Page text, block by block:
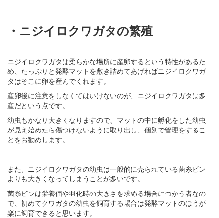
・ニジイロクワガタの繁殖
ニジイロクワガタは柔らかな場所に産卵するという特性があるた
め、たっぷりと発酵マットを敷き詰めてあげればニジイロクワガ
タはそこに卵を産んでくれます。
産卵後に注意をしなくてはいけないのが、ニジイロクワガタは多
産だという点です。
幼虫もかなり大きくなりますので、マットの中に孵化をした幼虫
が見え始めたら傷つけないように取り出し、個別で管理をするこ
とをお勧めします。
また、ニジイロクワガタの幼虫は一般的に売られている菌糸ビン
よりも大きくなってしまうことが多いです。
菌糸ビンは栄養価や羽化時の大きさを求める場合につかう者なの
で、初めてクワガタの幼虫を飼育する場合は発酵マットのほうが
楽に飼育できると思います。